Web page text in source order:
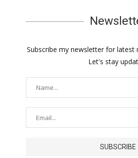
Subscribe my newsletter for latest
Let's stay